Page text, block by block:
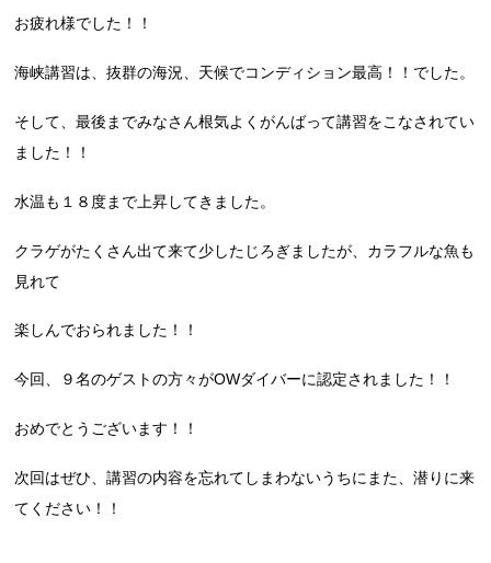
お疲れ様でした！！
海峡講習は、抜群の海況、天候でコンディション最高！！でした。
そして、最後までみなさん根気よくがんばって講習をこなされてい
ました！！
水温も１８度まで上昇してきました。
クラゲがたくさん出て来て少したじろぎましたが、カラフルな魚も
見れて
楽しんでおられました！！
今回、９名のゲストの方々がOWダイバーに認定されました！！
おめでとうございます！！
次回はぜひ、講習の内容を忘れてしまわないうちにまた、潜りに来
てください！！